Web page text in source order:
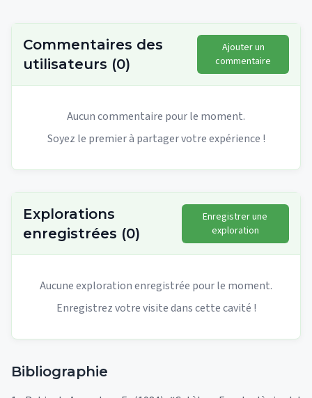
Commentaires des
utilisateurs (0)
Ajouter un
commentaire
Aucun commentaire pour le moment.
Soyez le premier à partager votre expérience !
Explorations
enregistrées (0)
Enregistrer une
exploration
Aucune exploration enregistrée pour le moment.
Enregistrez votre visite dans cette cavité !
Bibliographie